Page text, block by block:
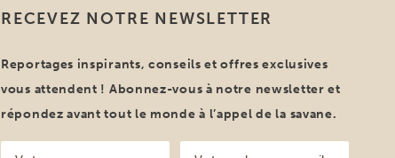
RECEVEZ NOTRE NEWSLETTER
Reportages inspirants, conseils et offres exclusives
vous attendent ! Abonnez-vous à notre newsletter et
répondez avant tout le monde à l’appel de la savane.